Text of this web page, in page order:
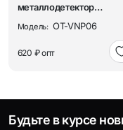
металлодетектор
досмотровый Орбита O...
Модель: OT-VNP06
620 ₽опт
Будьте в курсе